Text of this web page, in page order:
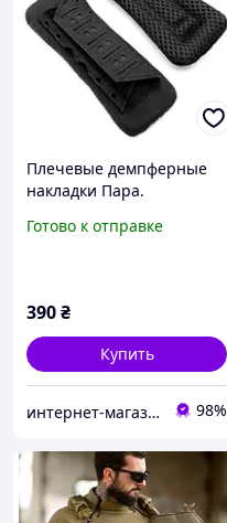
Плечевые демпферные
накладки Пара.
на плитоноску, рюкзак,
Готово к отправке
390₴
Купить
интернет-магазин "Techno-Power" 98%